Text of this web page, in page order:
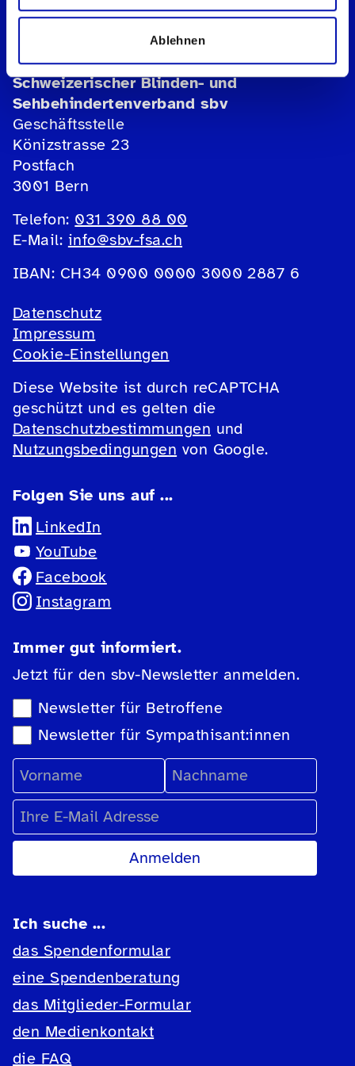
Ablehnen
Schweizerischer Blinden- und
Sehbehindertenverband sbv
Geschäftsstelle
Könizstrasse 23
Postfach
3001 Bern
Telefon: 031 390 88 00
E-Mail: info@sbv-fsa.ch
IBAN: CH34 0900 0000 3000 2887 6
Datenschutz
Impressum
Cookie-Einstellungen
Diese Website ist durch reCAPTCHA
geschützt und es gelten die
Datenschutzbestimmungen und
Nutzungsbedingungen von Google.
Folgen Sie uns auf ...
LinkedIn
YouTube
Facebook
Instagram
Immer gut informiert.
Jetzt für den sbv-Newsletter anmelden.
Newsletter-Auswahl
Newsletter für Betroffene
Newsletter für Sympathisant:innen
Vorname
Nachname
E-Mail Adresse
Ich suche ...
das Spendenformular
eine Spendenberatung
das Mitglieder-Formular
den Medienkontakt
die FAQ